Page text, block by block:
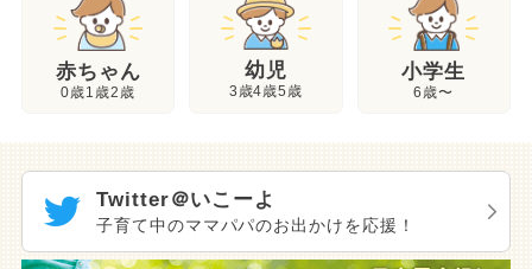
赤ちゃん
0歳1歳2歳
幼児
3歳4歳5歳
小学生
6歳〜
Twitter＠いこーよ
子育て中のママパパのお出かけを応援！